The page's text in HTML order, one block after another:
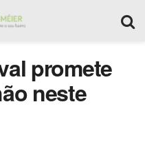
promete
neste